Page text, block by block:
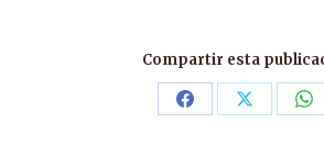
Compartir esta
Share Share